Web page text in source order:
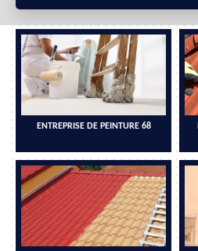
ENTREPRISE DE PEINTURE 68